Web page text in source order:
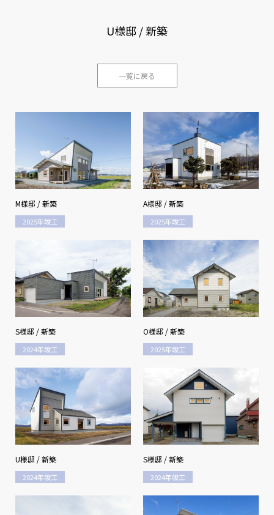
U様邸 / 新築
一覧に戻る
M様邸 / 新築
2025年竣工
A様邸 / 新築
2025年竣工
S様邸 / 新築
2024年竣工
O様邸 / 新築
2025年竣工
U様邸 / 新築
2024年竣工
S様邸 / 新築
2024年竣工